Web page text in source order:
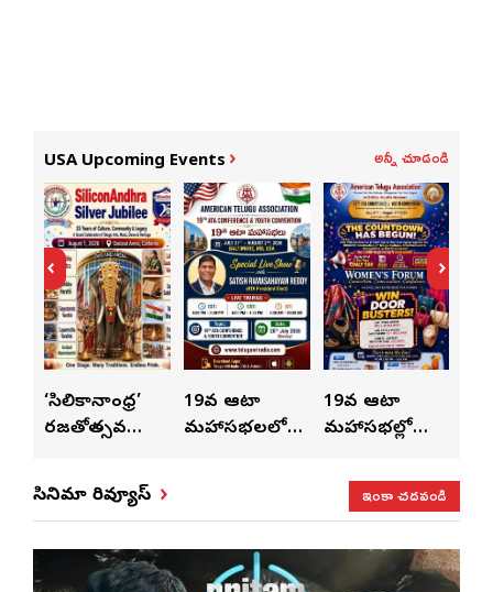
USA Upcoming Events అన్నీ చూడండి
‘సిలికానాంధ్ర’
రజతోత్సవ
కుంభ హారతి
ప్రత్యేకం
19వ ఆటా
మహాసభలలో
19వ ఆటా
మహాసభల్లో
ప్రత్యేకంగా
‘ఉమెన్స్ ఫోరమ్’
సినిమా రివ్యూస్ ఇంకా చదవండి